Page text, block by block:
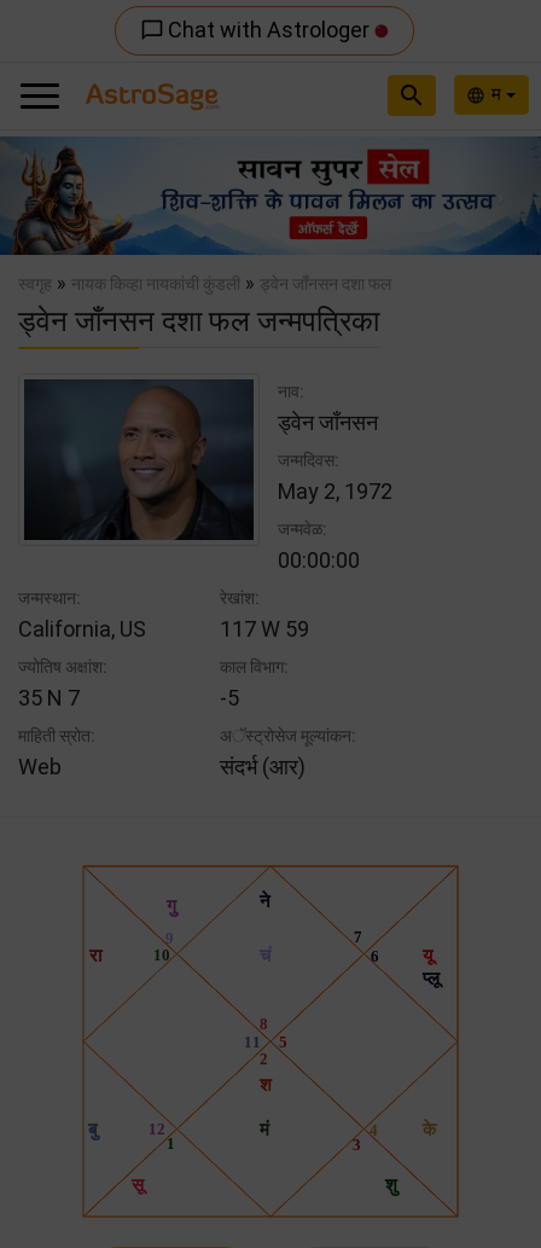
chat_bubble_outline Chat with Astrologer
language म
search
Previous
स्वगृह » नायक किव्हा नायकांची कुंडली » ड्वेन जाँनसन दशा फल
ड्वेन जाँनसन दशा फल जन्मपत्रिका
नाव:
ड्वेन जाँनसन
जन्मदिवस:
May 2, 1972
जन्मवेळ:
00:00:00
जन्मस्थान:
California, US
रेखांश:
117 W 59
ज्योतिष अक्षांश:
35 N 7
काल विभाग:
-5
माहिती स्रोत:
Web
अॅस्ट्रोसेज मूल्यांकन:
संदर्भ (आर)